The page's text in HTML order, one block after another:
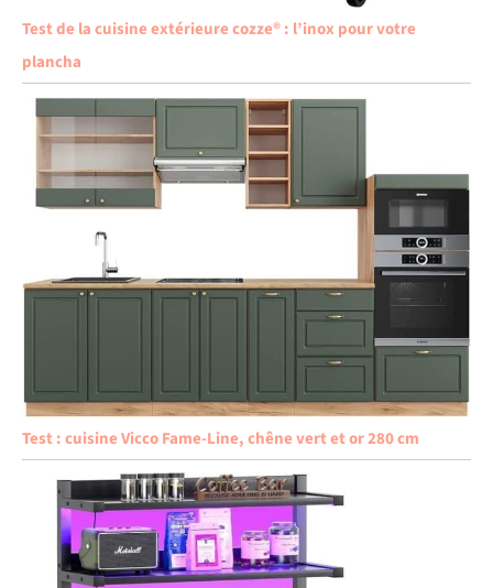
Test de la cuisine extérieure cozze® : l’inox pour votre
plancha
Test : cuisine Vicco Fame-Line, chêne vert et or 280 cm